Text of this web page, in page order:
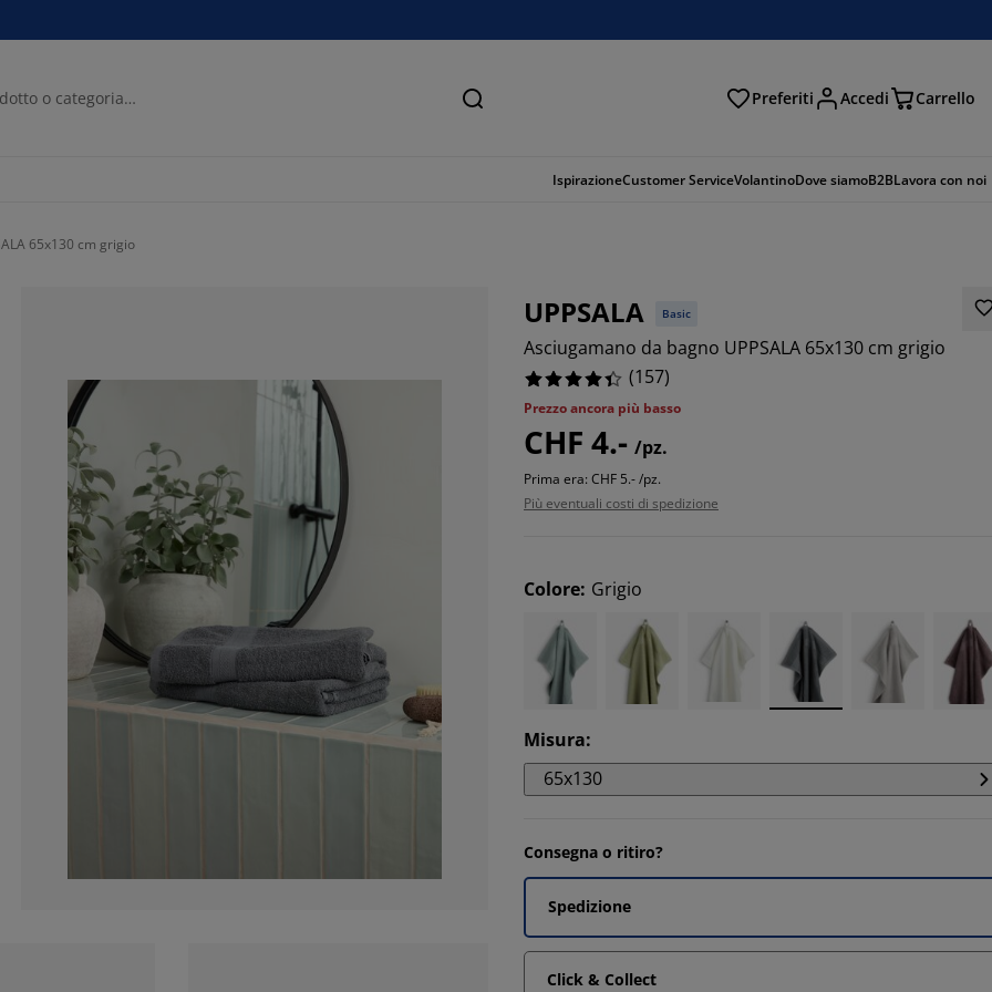
Cerca Preferiti Accedi Carrello
IspirazioneCustomer ServiceVolantinoDove siamoB2BLavora con noi
65x130 cm grigio
UPPSALA Basic
Asciugamano da bagno UPPSALA 65x130 cm grigio
(157)
Prezzo ancora più basso
CHF 4.- /pz.
Prima era: CHF 5.- /pz.
Più eventuali costi di spedizione
Colore: Grigio
Misura:
65x130
Consegna o ritiro?
Spedizione
Click & Collect
69.42675159235668%
15.92356687898089%